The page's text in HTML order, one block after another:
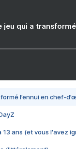
jeu qui a
l’ennui en chef-
13 ans (et vous l'avez